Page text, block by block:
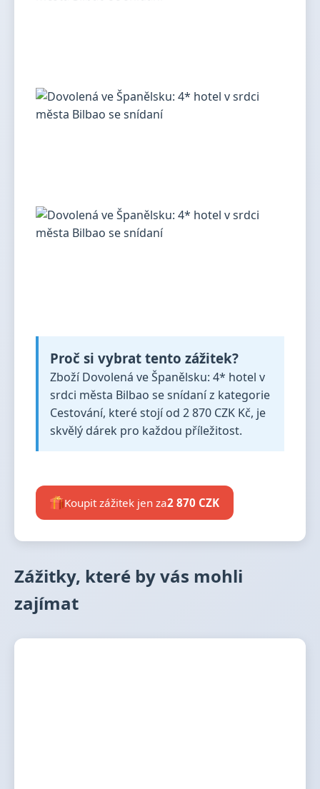
Proč si vybrat tento zážitek?
Zboží Dovolená ve Španělsku: 4* hotel v
srdci města Bilbao se snídaní z kategorie
Cestování, které stojí od 2 870 CZK Kč, je
skvělý dárek pro každou příležitost.
Koupit zážitek jen za2 870 CZK
Zážitky, které by vás mohli
zajímat